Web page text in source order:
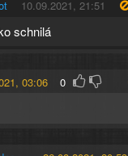
10.09.2021, 21:51
schnilá
03:06 0